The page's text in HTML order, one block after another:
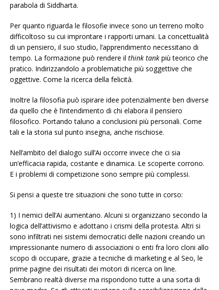
parabola di Siddharta.
Per quanto riguarda le filosofie invece sono un terreno molto
difficoltoso su cui improntare i rapporti umani. La concettualità
di un pensiero, il suo studio, l’apprendimento necessitano di
tempo. La formazione può rendere il think tank più teorico che
pratico. Indirizzandolo a problematiche più soggettive che
oggettive. Come la ricerca della felicità.
Inoltre la filosofia può ispirare idee potenzialmente ben diverse
da quello che è l’intendimento di chi elabora il pensiero
filosofico. Portando taluno a conclusioni più personali. Come
tali e la storia sul punto insegna, anche rischiose.
Nell’ambito del dialogo sull’Ai occorre invece che ci sia
un’efficacia rapida, costante e dinamica. Le scoperte corrono.
E i problemi di competizione sono sempre più complessi.
Si pensi a queste tre situazioni che sono tutte in corso:
1) I nemici dell’Ai aumentano. Alcuni si organizzano secondo la
logica dell’attivismo e adottano i crismi della protesta. Altri si
sono infiltrati nei sistemi democratici delle nazioni creando un
impressionante numero di associazioni o enti fra loro cloni allo
scopo di occupare, grazie a tecniche di marketing e al Seo, le
prime pagine dei risultati dei motori di ricerca on line.
Sembrano realtà diverse ma rispondono tutte a una sorta di